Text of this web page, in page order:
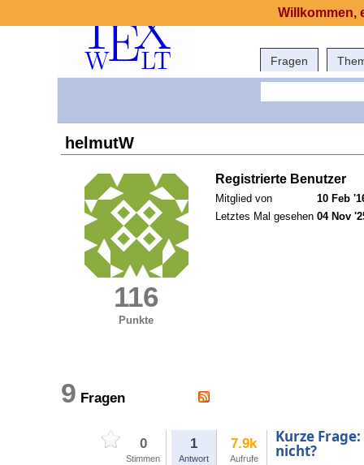
Fragen
helmutW
116
Punkte
Registrierte Benutzer
Mitglied von
10 Feb
Letztes Mal gesehen 04 Nov
9 Fragen
0
Stimmen
1
Antwort
7.9k
Aufrufe
Kurze
nicht?
Willkommen,